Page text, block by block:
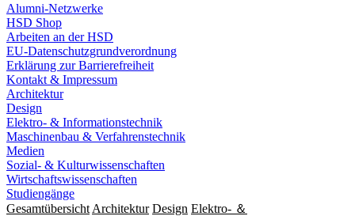
Alumni-Netzwerke
HSD Shop
Arbeiten an der HSD
EU-Datenschutzgrundverordnung
Erklärung zur Barrierefreiheit
Kontakt & Impressum
Architektur
Design
Elektro- & Informationstechnik
Maschinenbau & Verfahrenstechnik
Medien
Sozial- & Kulturwissenschaften
Wirtschaftswissenschaften
Studiengänge
Gesamtübersicht Architektur Design Elektro- ＆